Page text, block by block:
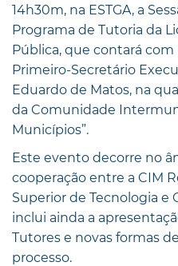
14h30m, na ESTGA, a
Programa de Tutoria da
Pública, que contará
Primeiro-Secretário
Eduardo de Matos, na
da Comunidade
Municípios”.
Este evento decorre no
cooperação entre a CIM
Superior de Tecnologia e
inclui ainda a
Tutores e novas formas
processo.